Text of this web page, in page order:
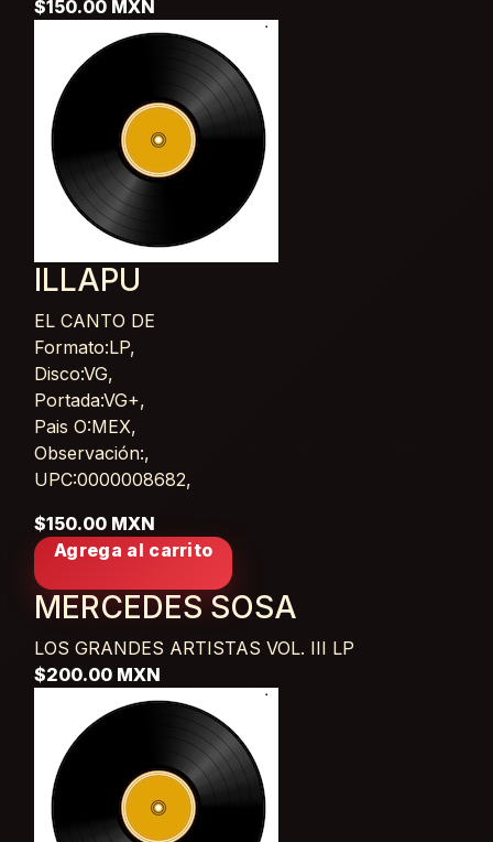
$150.00 MXN
ILLAPU
EL CANTO DE
Card List Article
Formato:LP,
Disco:VG,
Portada:VG+,
Pais O:MEX,
Observación:,
UPC:0000008682,
$150.00 MXN
Agrega al carrito
MERCEDES SOSA
LOS GRANDES ARTISTAS VOL. III LP
$200.00 MXN